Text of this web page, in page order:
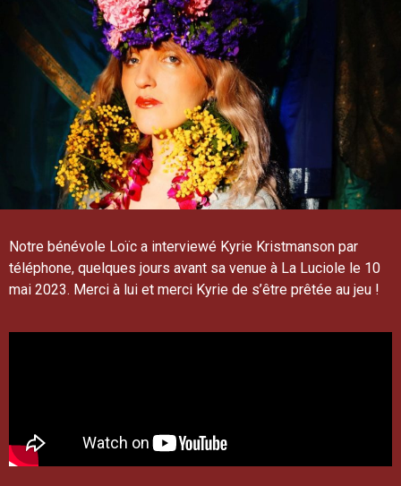
Notre bénévole Loïc a interviewé Kyrie Kristmanson par
téléphone, quelques jours avant sa venue à La Luciole le 10
mai 2023. Merci à lui et merci Kyrie de s’être prêtée au jeu !